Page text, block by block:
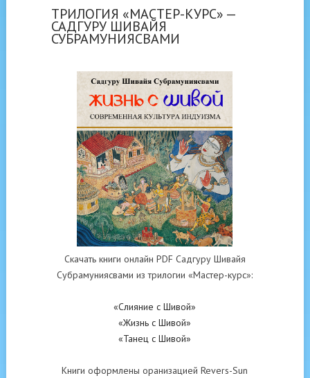
ТРИЛОГИЯ «МАСТЕР-КУРС» —
САДГУРУ ШИВАЙЯ
СУБРАМУНИЯСВАМИ
Скачать книги онлайн PDF Садгуру Шивайя
Субрамуниясвами из трилогии «Мастер-курс»:
«Слияние с Шивой»
«Жизнь с Шивой»
«Танец с Шивой»
Книги оформлены оранизацией Revers-Sun